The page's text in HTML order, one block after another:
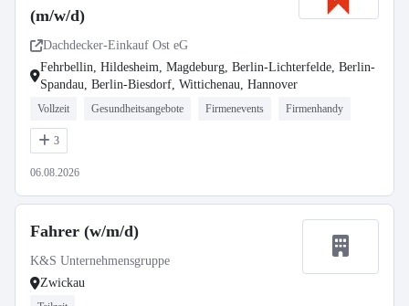
(m/w/d)
Dachdecker-Einkauf Ost eG
Fehrbellin, Hildesheim, Magdeburg, Berlin-Lichterfelde, Berlin-
Spandau, Berlin-Biesdorf, Wittichenau, Hannover
Vollzeit Gesundheitsangebote Firmenevents Firmenhandy
3
06.08.2026
Fahrer (w/m/d)
K&S Unternehmensgruppe
Zwickau